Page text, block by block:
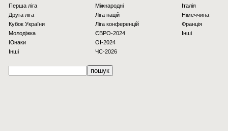
Перша ліга
Друга ліга
Кубок України
Молодіжка
Юнаки
Інші
Міжнародні
Ліга націй
Ліга конференцій
ЄВРО-2024
OI-2024
ЧС-2026
Італія
Німеччина
Франція
Інші